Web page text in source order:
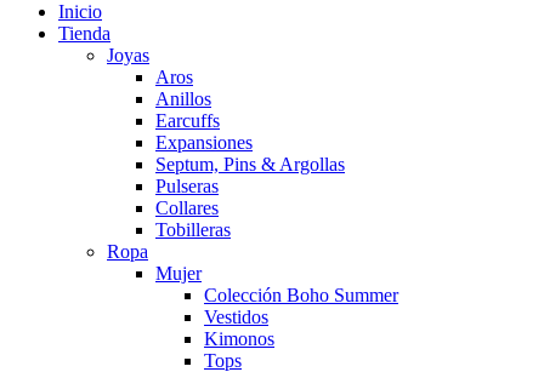
Inicio
Tienda
Joyas
Aros
Anillos
Earcuffs
Expansiones
Septum, Pins & Argollas
Pulseras
Collares
Tobilleras
Ropa
Mujer
Colección Boho Summer
Vestidos
Kimonos
Tops